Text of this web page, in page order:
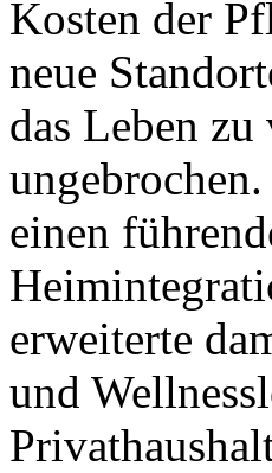
Kosten der
neue
das Leben zu
einen
erweiterte
und